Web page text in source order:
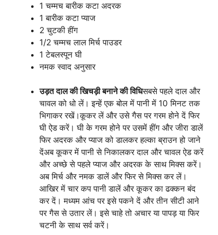
1 चम्मच बारीक कटा अदरक
1 बारीक कटा प्याज
2 चुटकी हींग
1/2 चम्मच लाल मिर्च पाउडर
1 टेबलस्पून घी
नमक स्वाद अनुसार
उड़त दाल की खिचड़ी बनाने की वि​धिसबसे पहले दाल और
चावल को धो लें। इन्हें एक बोल में पानी में 10 मिनट तक
भिगाकर रखें।कूकर लें और उसे गैस पर गरम होने दें फिर
घी ऐड करें। घी के गरम होने पर उसमें हींग और जीरा डालें
फिर अदरक और प्याज को डालकर हल्का ब्राउन हो जाने
देंअब कूकर में पानी से निकालकर दाल और चावल ऐड करें
और अच्छे से पहले प्याज और अदरक के साथ मिक्स करें।
अब मिर्च और नमक डालें और फिर से मिक्स कर लें।
आखिर में चार कप पानी डालें और कूकर का ढक्कन बंद
कर दें। मध्यम आंच पर इसे पकने दें और तीन सीटी आने
पर गैस से उतार लें। इसे चाहे तो अचार या पापड़ या फिर
चटनी के साथ सर्व करें।